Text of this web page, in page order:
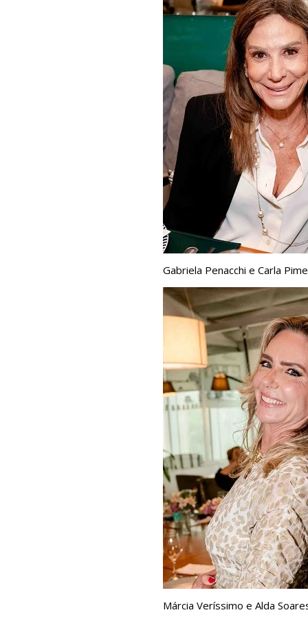
Gabriela Penacchi e Carla
Márcia Veríssimo e Alda